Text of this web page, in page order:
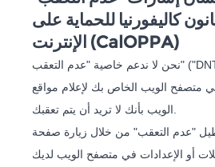
كاليفورنيا للحماية على
الإنترنت (CalOPPA)
نحن لا ندعم خاصية "عدم التعقب" ("DNT"). عدم التعقب هو
متصفح الويب الخاص بك لإعلام مواقع
الويب بأنك لا تريد أن يتم تعقبك.
"عدم التعقب" من خلال زيارة صفحة